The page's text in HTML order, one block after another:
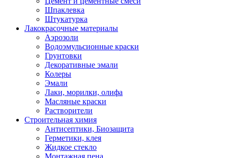
Шпаклевка
Штукатурка
Лакокрасочные материалы
Аэрозоли
Водоэмульсионные краски
Грунтовки
Декоративные эмали
Колеры
Эмали
Лаки, морилки, олифа
Масляные краски
Растворители
Строительная химия
Антисептики, Биозащита
Герметики, клея
Жидкое стекло
Монтажная пена